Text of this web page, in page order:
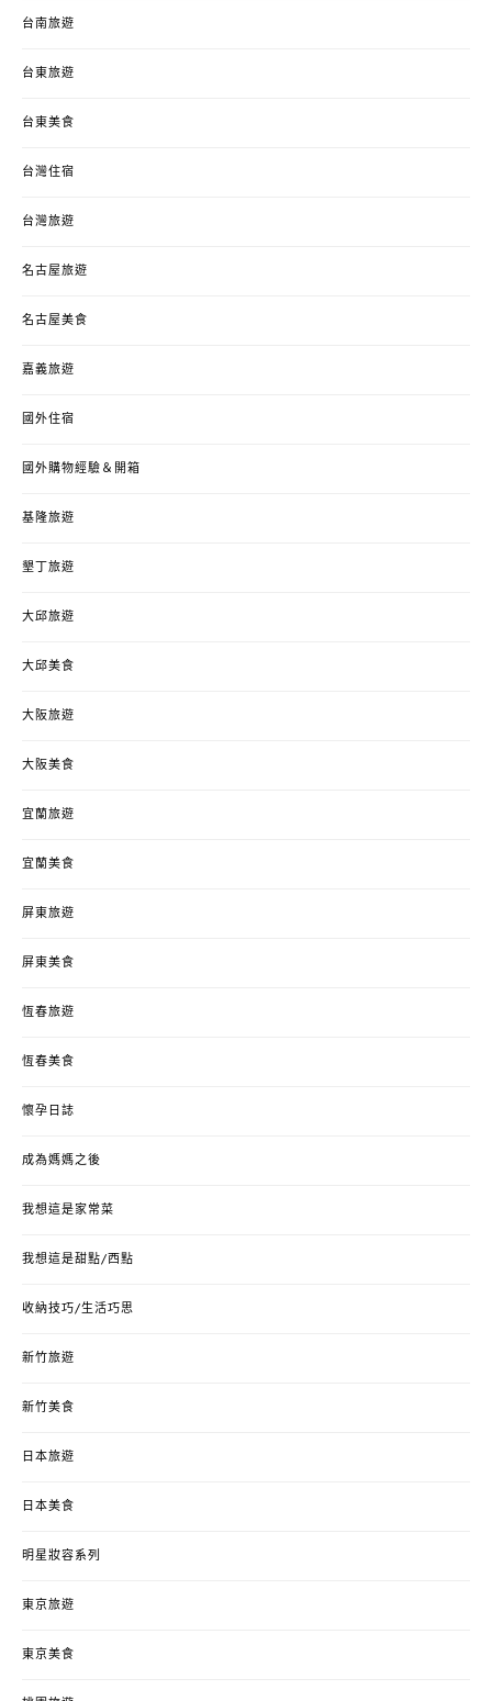
台南旅遊
台東旅遊
台東美食
台灣住宿
台灣旅遊
名古屋旅遊
名古屋美食
嘉義旅遊
國外住宿
國外購物經驗＆開箱
基隆旅遊
墾丁旅遊
大邱旅遊
大邱美食
大阪旅遊
大阪美食
宜蘭旅遊
宜蘭美食
屏東旅遊
屏東美食
恆春旅遊
恆春美食
懷孕日誌
成為媽媽之後
我想這是家常菜
我想這是甜點/西點
收納技巧/生活巧思
新竹旅遊
新竹美食
日本旅遊
日本美食
明星妝容系列
東京旅遊
東京美食